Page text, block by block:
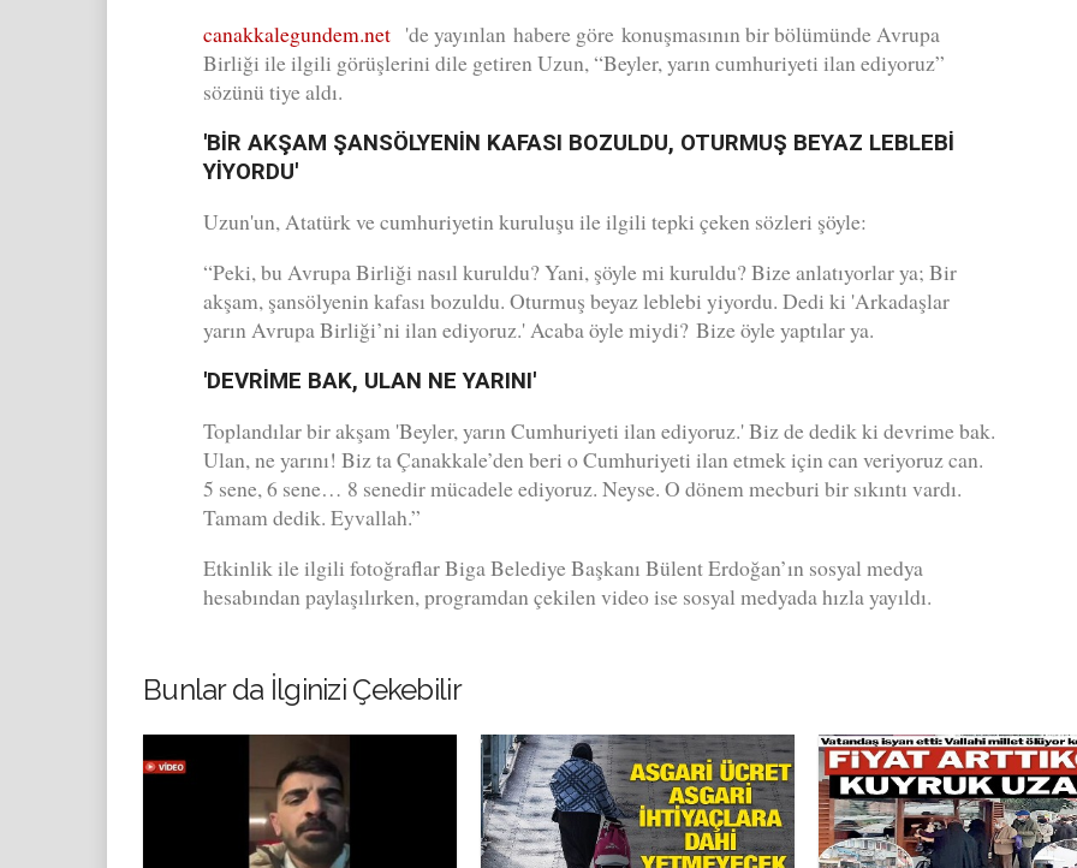
canakkalegundem.net 'de yayınlan habere göre konuşmasının bir bölümünde Avrupa
Birliği ile ilgili görüşlerini dile getiren Uzun, “Beyler, yarın cumhuriyeti ilan ediyoruz”
sözünü tiye aldı.
'BİR AKŞAM ŞANSÖLYENİN KAFASI BOZULDU, OTURMUŞ BEYAZ LEBLEBİ
YİYORDU'
Uzun'un, Atatürk ve cumhuriyetin kuruluşu ile ilgili tepki çeken sözleri şöyle:
“Peki, bu Avrupa Birliği nasıl kuruldu? Yani, şöyle mi kuruldu? Bize anlatıyorlar ya; Bir
akşam, şansölyenin kafası bozuldu. Oturmuş beyaz leblebi yiyordu. Dedi ki 'Arkadaşlar
yarın Avrupa Birliği’ni ilan ediyoruz.' Acaba öyle miydi? Bize öyle yaptılar ya.
'DEVRİME BAK, ULAN NE YARINI'
Toplandılar bir akşam 'Beyler, yarın Cumhuriyeti ilan ediyoruz.' Biz de dedik ki devrime bak.
Ulan, ne yarını! Biz ta Çanakkale’den beri o Cumhuriyeti ilan etmek için can veriyoruz can.
5 sene, 6 sene… 8 senedir mücadele ediyoruz. Neyse. O dönem mecburi bir sıkıntı vardı.
Tamam dedik. Eyvallah.”
Etkinlik ile ilgili fotoğraflar Biga Belediye Başkanı Bülent Erdoğan’ın sosyal medya
hesabından paylaşılırken, programdan çekilen video ise sosyal medyada hızla yayıldı.
Bunlar da İlginizi Çekebilir